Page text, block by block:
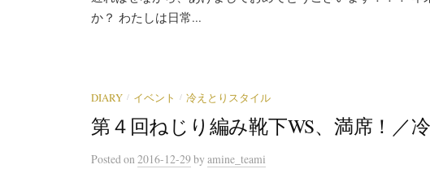
か？ わたしは日常...
DIARY / イベント / 冷えとりスタイル
第４回ねじり編み靴下WS、満席！／
Postedon 2016-12-29by amine_teami